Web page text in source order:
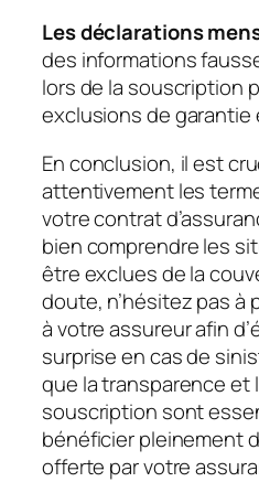
Les déclarations
des informations
lors de la souscription
exclusions de garantie
En conclusion, il est
attentivement les
votre contrat
bien comprendre les
être exclues de la
doute, n’hésitez pas à
à votre assureur afin
surprise en cas de
que la transparence et
souscription sont
bénéficier pleinement
offerte par votre